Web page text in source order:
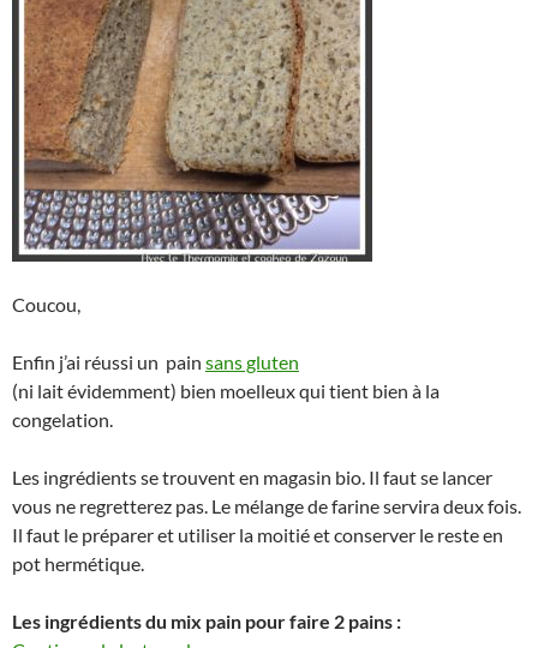
Coucou,
Enfin j’ai réussi un pain sans gluten
(ni lait évidemment) bien moelleux qui tient bien à la
congelation.
Les ingrédients se trouvent en magasin bio. Il faut se lancer
vous ne regretterez pas. Le mélange de farine servira deux fois.
Il faut le préparer et utiliser la moitié et conserver le reste en
pot hermétique.
Les ingrédients du mix pain pour faire 2 pains :